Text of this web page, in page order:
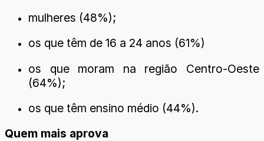
mulheres (48%);
os que têm de 16 a 24 anos (61%)
os que moram na região Centro-Oeste
(64%);
os que têm ensino médio (44%).
Quem mais aprova